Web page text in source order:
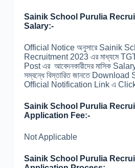
Sainik School Purulia
Salary:-
Official Notice অনুসারে Sainik
Recruitment 2023 এর মাধ্যমে
Post এর আবেদনকারীদের মাসিক
সম্বন্ধে বিস্তারিত জানতে Download
Official Notification Link এ
Sainik School Purulia
Application Fee:-
Not Applicable
Sainik School Purulia